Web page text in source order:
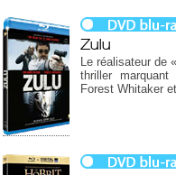
Zulu
Le réalisateur de
thriller
Forest Whitaker